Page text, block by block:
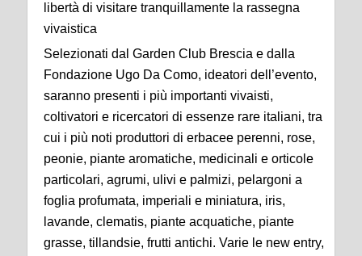
libertà di visitare tranquillamente la rassegna
vivaistica
Selezionati dal Garden Club Brescia e dalla
Fondazione Ugo Da Como, ideatori dell’evento,
saranno presenti i più importanti vivaisti,
coltivatori e ricercatori di essenze rare italiani, tra
cui i più noti produttori di erbacee perenni, rose,
peonie, piante aromatiche, medicinali e orticole
particolari, agrumi, ulivi e palmizi, pelargoni a
foglia profumata, imperiali e miniatura, iris,
lavande, clematis, piante acquatiche, piante
grasse, tillandsie, frutti antichi. Varie le new entry,